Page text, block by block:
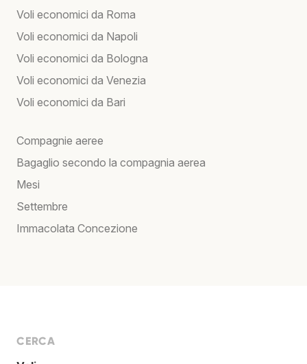
Voli economici da Roma
Voli economici da Napoli
Voli economici da Bologna
Voli economici da Venezia
Voli economici da Bari
Compagnie aeree
Bagaglio secondo la compagnia aerea
Mesi
Settembre
Immacolata Concezione
CERCA